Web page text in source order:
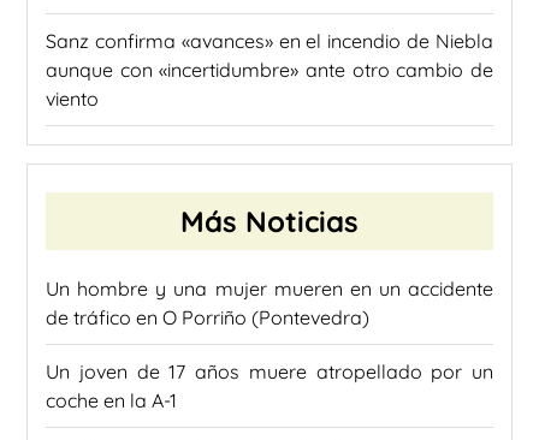
Sanz confirma «avances» en el incendio de Niebla
aunque con «incertidumbre» ante otro cambio de
viento
Más Noticias
Un hombre y una mujer mueren en un accidente
de tráfico en O Porriño (Pontevedra)
Un joven de 17 años muere atropellado por un
coche en la A-1